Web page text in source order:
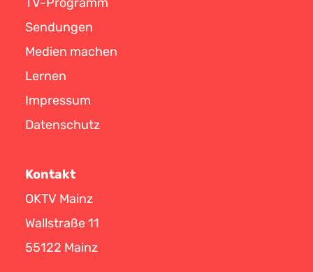
Sendungen
Medien machen
Lernen
Impressum
Datenschutz
Kontakt
OKTV Mainz
Wallstraße 11
55122 Mainz